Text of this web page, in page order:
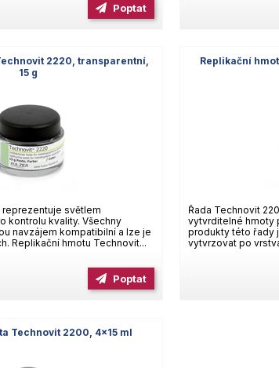
Poptat
2220, transparentní,
15 g
reprezentuje světlem
kontrolu kvality. Všechny
navzájem kompatibilní a lze je
Replikační hmotu Technovit...
Poptat
Replikační
Řada Technovit
vytvrditelné hmoty
produkty této řady
vytvrzovat po
Technovit 2200, 4×15 ml